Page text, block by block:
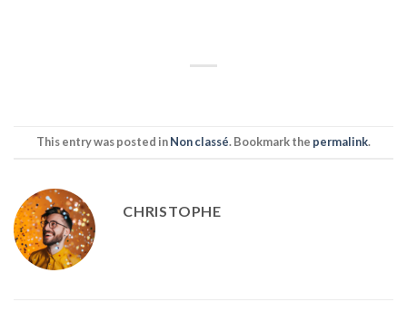
This entry was posted in Non classé. Bookmark the permalink.
CHRISTOPHE